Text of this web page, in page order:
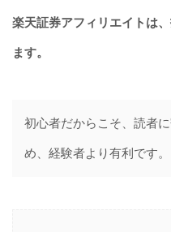
楽天証券アフィリエイトは
ます。
初心者だからこそ、読者
め、経験者より有利です。